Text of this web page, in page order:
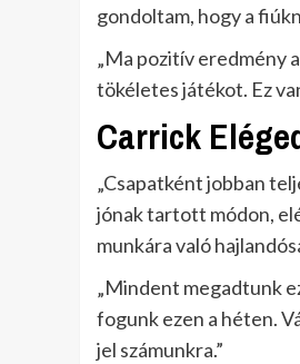
gondoltam, hogy a
„Ma pozitív eredmény
tökéletes játékot. Ez
Carrick
„Csapatként jobban
jónak tartott módon,
munkára való
„Mindent megadtunk
fogunk ezen a héten.
jel számunkra.”